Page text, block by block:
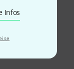
Infos